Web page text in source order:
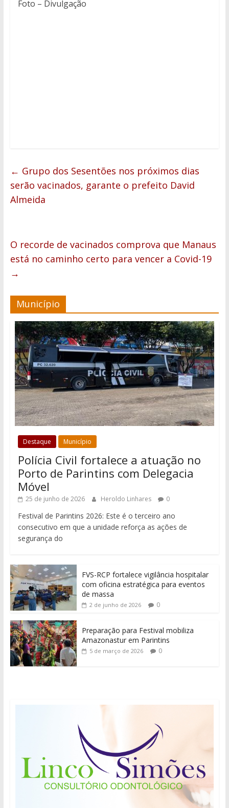
Foto – Divulgação
← Grupo dos Sesentões nos próximos dias
serão vacinados, garante o prefeito David
Almeida
O recorde de vacinados comprova que Manaus
está no caminho certo para vencer a Covid-19
→
Município
Destaque Município
Polícia Civil fortalece a atuação no
Porto de Parintins com Delegacia
Móvel
25 de junho de 2026 Heroldo Linhares 0
Festival de Parintins 2026: Este é o terceiro ano
consecutivo em que a unidade reforça as ações de
segurança do
FVS-RCP fortalece vigilância hospitalar
com oficina estratégica para eventos
de massa
2 de junho de 2026 0
Preparação para Festival mobiliza
Amazonastur em Parintins
5 de março de 2026 0